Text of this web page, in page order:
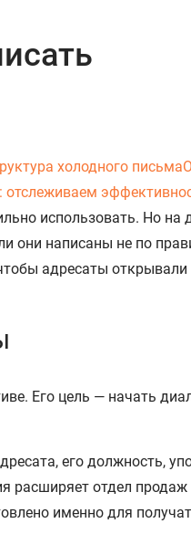
холодного письма
отслеживаем
использовать. Но на
они написаны не по
адресаты
Его цель — начать
его должность,
отдел
именно для